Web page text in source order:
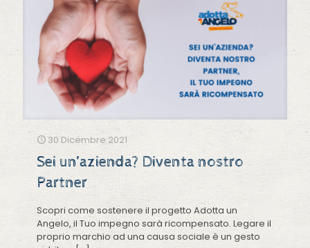
30 Dicembre 2021
Sei un’azienda? Diventa nostro
Partner
Scopri come sostenere il progetto Adotta un
Angelo, il Tuo impegno sarà ricompensato. Legare il
proprio marchio ad una causa sociale è un gesto